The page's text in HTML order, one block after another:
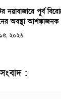
নয়াবাজারে পূর্ব
অবস্থা আশঙ্কাজনক
২০২৬
: